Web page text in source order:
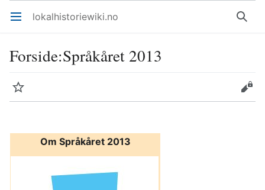
Åpne hovedmenyen lokalhistoriewiki.no Søk
Forside:Språkåret 2013
Overvåk Rediger
Om Språkåret 2013